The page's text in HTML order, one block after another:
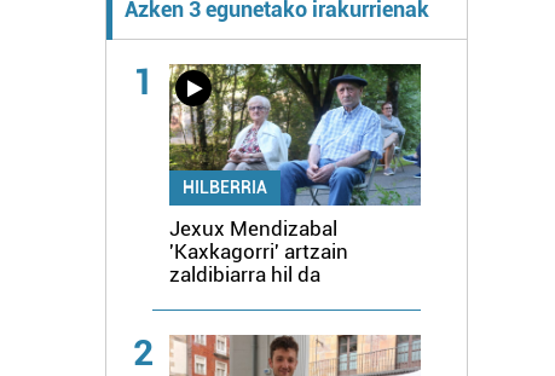
Azken 3 egunetako irakurrienak
1
HILBERRIA
Jexux Mendizabal
'Kaxkagorri' artzain
zaldibiarra hil da
2